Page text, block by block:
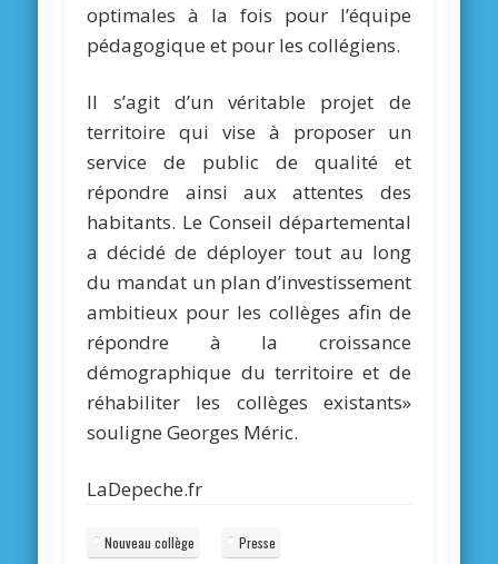
optimales à la fois pour l’équipe
pédagogique et pour les collégiens.
Il s’agit d’un véritable projet de
territoire qui vise à proposer un
service de public de qualité et
répondre ainsi aux attentes des
habitants. Le Conseil départemental
a décidé de déployer tout au long
du mandat un plan d’investissement
ambitieux pour les collèges afin de
répondre à la croissance
démographique du territoire et de
réhabiliter les collèges existants»
souligne Georges Méric.
LaDepeche.fr
Nouveau collège Presse